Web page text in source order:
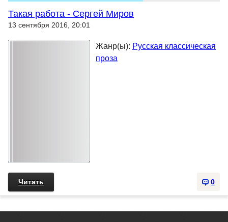
Такая работа - Сергей Миров
13 сентября 2016, 20:01
Жанр(ы): Русская классическая
проза
0
Читать